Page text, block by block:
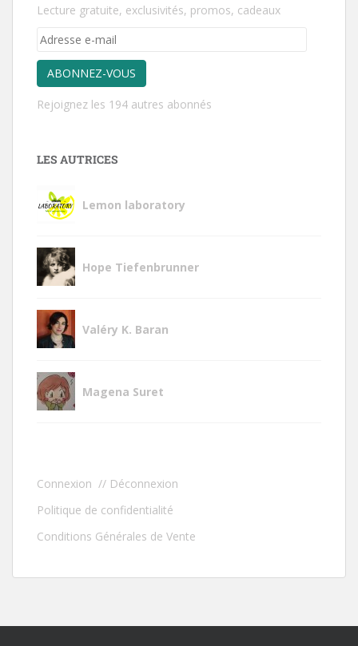
Lecture gratuite, exclusivités, promos, cadeaux
ABONNEZ-VOUS
Rejoignez les 194 autres abonnés
LES AUTRICES
Lemon laboratory
Hope Tiefenbrunner
Valéry K. Baran
Magena Suret
Connexion // Déconnexion
Politique de confidentialité
Conditions Générales de Vente